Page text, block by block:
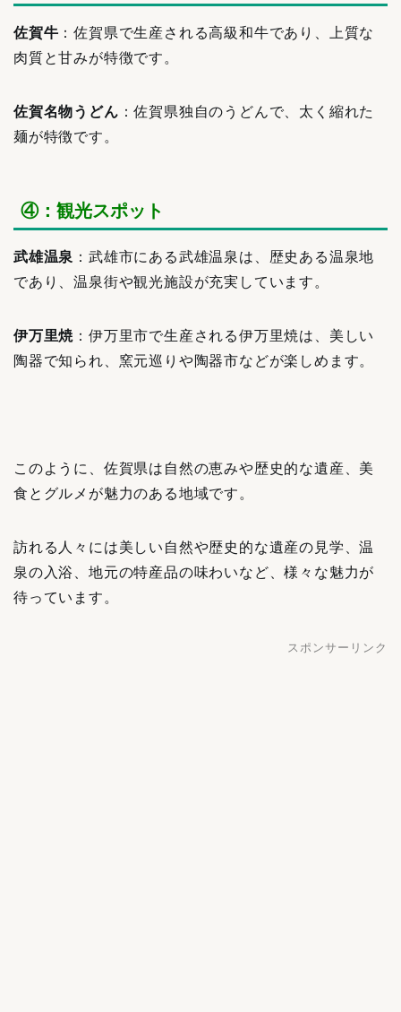
佐賀牛 ：佐賀県で生産される高級和牛であり、上質な
肉質と甘みが特徴です。
佐賀名物うどん ：佐賀県独自のうどんで、太く縮れた
麺が特徴です。
④：観光スポット
武雄温泉 ：武雄市にある武雄温泉は、歴史ある温泉地
であり、温泉街や観光施設が充実しています。
伊万里焼 ：伊万里市で生産される伊万里焼は、美しい
陶器で知られ、窯元巡りや陶器市などが楽しめます。
このように、佐賀県は自然の恵みや歴史的な遺産、美
食とグルメが魅力のある地域です。
訪れる人々には美しい自然や歴史的な遺産の見学、温
泉の入浴、地元の特産品の味わいなど、様々な魅力が
待っています。
スポンサーリンク